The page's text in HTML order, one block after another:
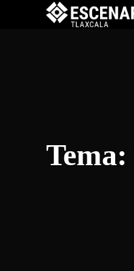
Tema: